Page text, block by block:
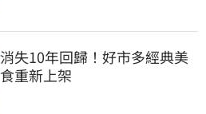
消失10年回歸！好市多經典美
食重新上架